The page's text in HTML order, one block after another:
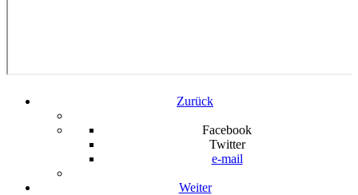
Zurück
Facebook
Twitter
e-mail
Weiter